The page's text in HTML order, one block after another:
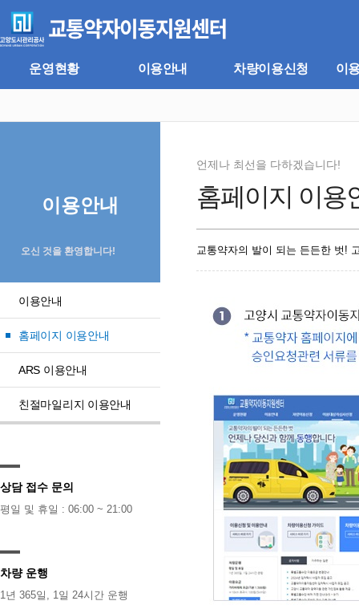
뉴
바
기
바
로
운영현황 이용안내 차량이용신청 이
이용안내
오신 것을 환영합니다!
이용안내
홈페이지 이용안내
ARS 이용안내
친절마일리지 이용안내
상담 접수 문의
평일 및 휴일 : 06:00 ~ 21:00
차량 운행
1년 365일, 1일 24시간 운행
홈페이지 이용
언제나 최선을 다하겠습니다!
교통약자의 발이 되는 든든한 벗!